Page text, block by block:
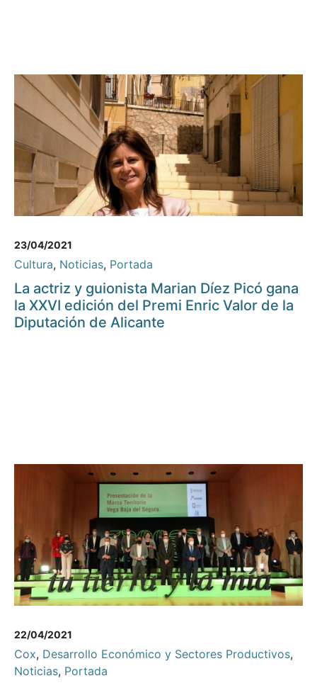
23/04/2021
Cultura, Noticias, Portada
La actriz y guionista Marian Díez Picó gana
la XXVI edición del Premi Enric Valor de la
Diputación de Alicante
22/04/2021
Cox, Desarrollo Económico y Sectores Productivos,
Noticias, Portada